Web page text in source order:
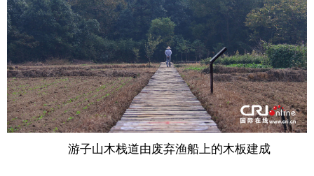
游子山木栈道由废弃渔船上的木板建成